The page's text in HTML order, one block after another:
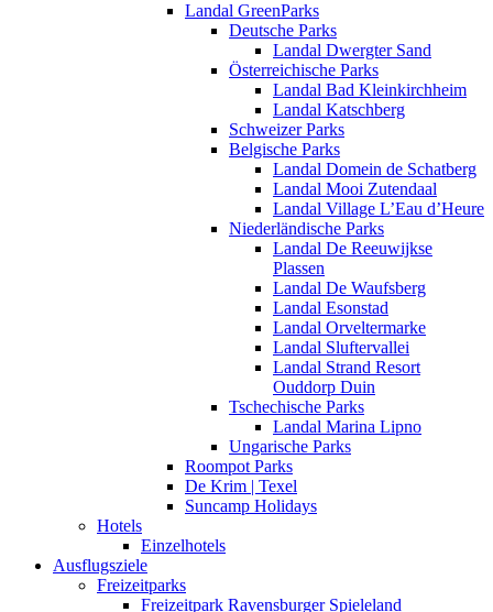
Landal GreenParks
Deutsche Parks
Landal Dwergter Sand
Österreichische Parks
Landal Bad Kleinkirchheim
Landal Katschberg
Schweizer Parks
Belgische Parks
Landal Domein de Schatberg
Landal Mooi Zutendaal
Landal Village L’Eau d’Heure
Niederländische Parks
Landal De Reeuwijkse
Plassen
Landal De Waufsberg
Landal Esonstad
Landal Orveltermarke
Landal Sluftervallei
Landal Strand Resort
Ouddorp Duin
Tschechische Parks
Landal Marina Lipno
Ungarische Parks
Roompot Parks
De Krim | Texel
Suncamp Holidays
Hotels
Einzelhotels
Ausflugsziele
Freizeitparks
Freizeitpark Ravensburger Spieleland